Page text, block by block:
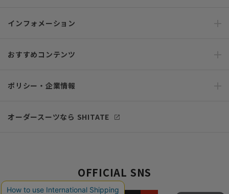
インフォメーション
おすすめコンテンツ
ポリシー・企業情報
オーダースーツなら SHITATE
OFFICIAL SNS